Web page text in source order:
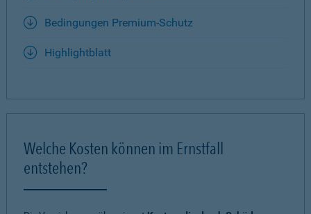
Bedingungen Premium-Schutz
Highlightblatt
Welche Kosten können im Ernstfall
entstehen?